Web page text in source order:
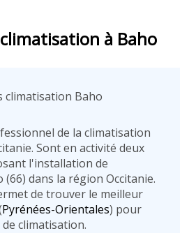
à Baho
de la climatisation
Sont en activité deux
l'installation de
dans la région Occitanie.
de trouver le meilleur
Pyrénées-Orientales) pour
climatisation.